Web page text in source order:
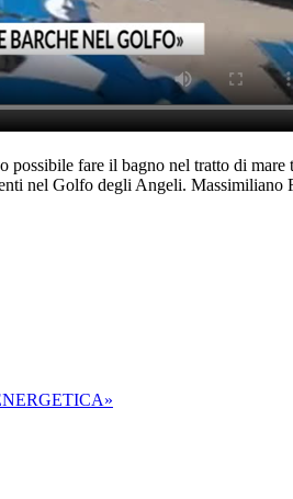
fare il bagno nel tratto di
nel Golfo degli Angeli. Massimiliano